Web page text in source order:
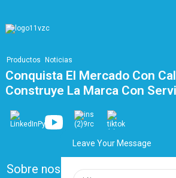
Productos Noticias
Conquista El Mercado Con
Construye La Marca Con
Sobre nosotros Preguntas
Leave Your Message